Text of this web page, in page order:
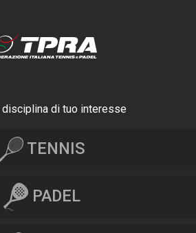
di tuo interesse
TENNIS
PADEL